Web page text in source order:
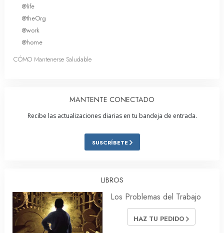
@life
@theOrg
@work
@home
CÓMO Mantenerse Saludable
MANTENTE CONECTADO
Recibe las actualizaciones diarias en tu bandeja de entrada.
SUSCRÍBETE
LIBROS
Los Problemas del Trabajo
HAZ TU PEDIDO